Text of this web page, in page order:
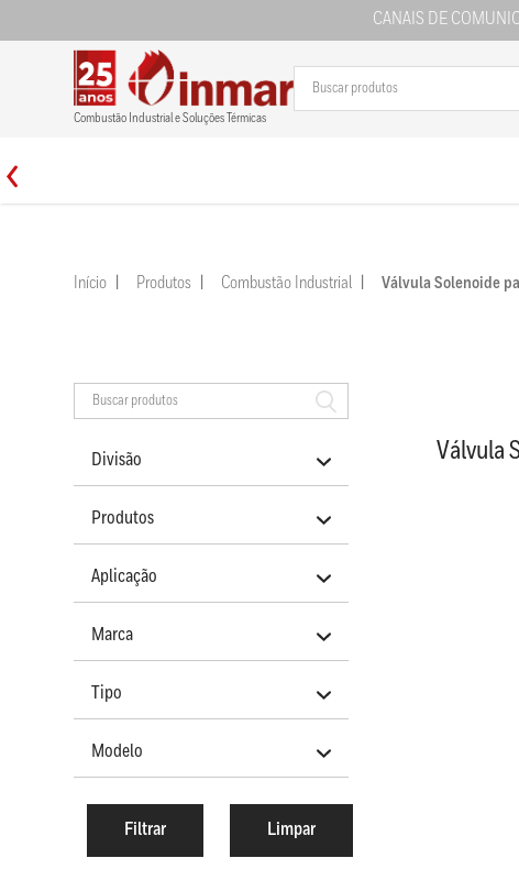
CANAIS DE
Combustão Industrial e Soluções Térmicas
Início Produtos Combustão Industrial Válvula Solenoide
Divisão
Produtos
Aplicação
Marca
Tipo
Modelo
Válvula